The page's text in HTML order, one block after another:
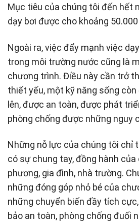
Mục tiêu của chúng tôi đến hết
dạy bơi được cho khoảng 50.000
Ngoài ra, việc đẩy mạnh việc
trong môi trường nước cũng là
chương trình. Điều này cần trở
thiết yếu, một kỹ năng sống
lên, được an toàn, được phát
phòng chống được những nguy
Những nỗ lực của chúng tôi chỉ
có sự chung tay, đồng hành của
phương, gia đình, nhà trường.
những đóng góp nhỏ bé của
những chuyển biến đầy tích
bảo an toàn, phòng chống đuối